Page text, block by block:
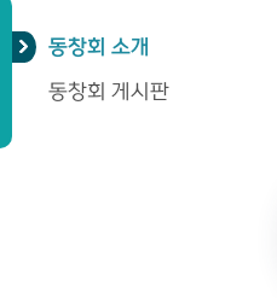
동창회 소개
동창회 게시판